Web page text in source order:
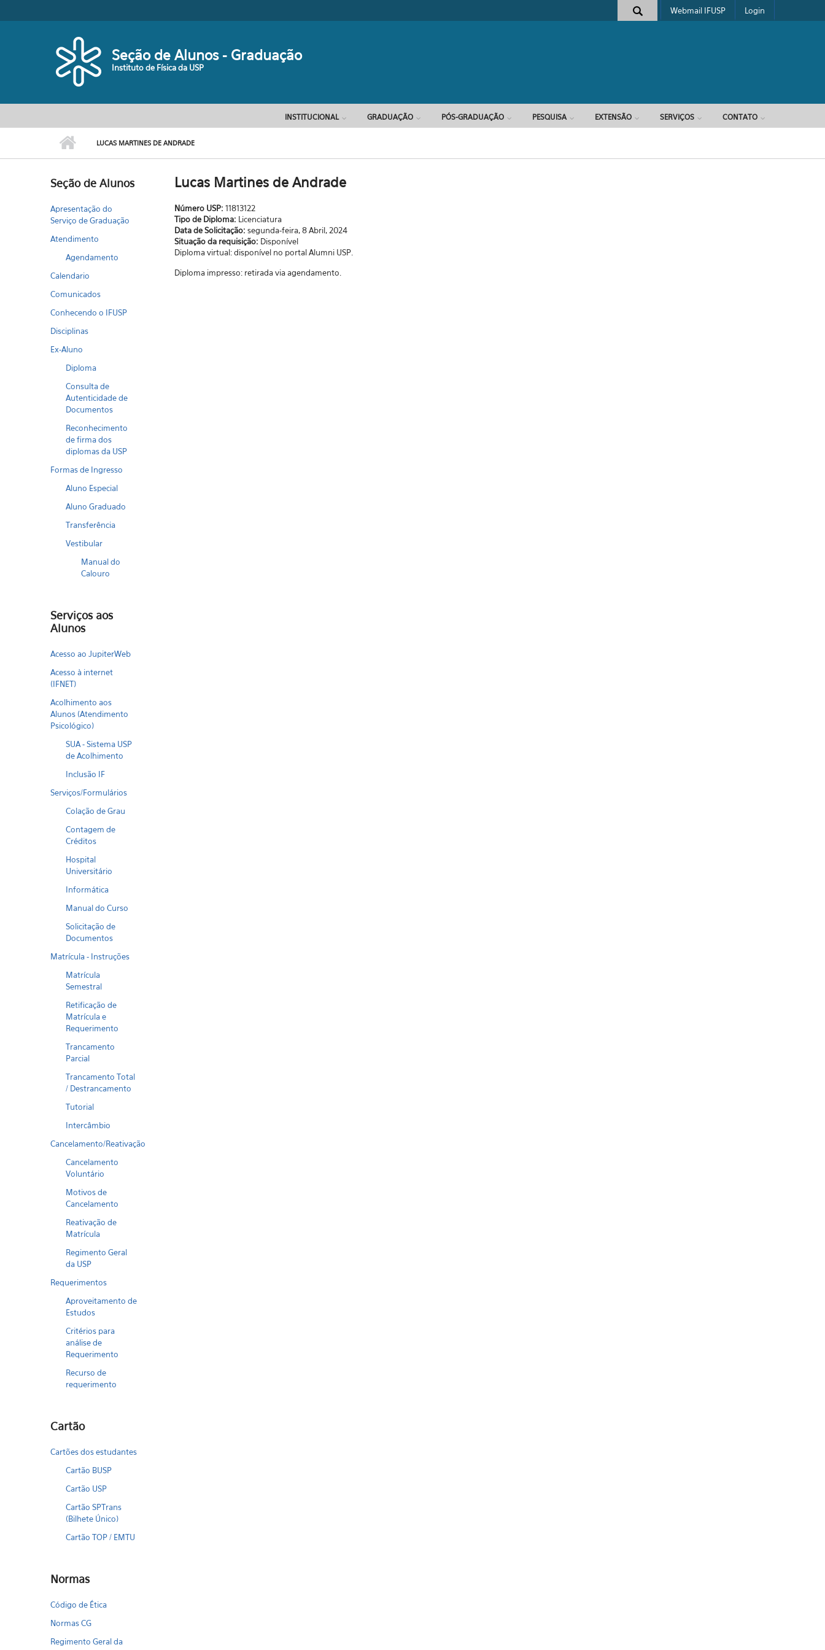
Formulário de busca
Webmail IFUSP Login
Seção de Alunos - Graduação
Instituto de Física da USP
INSTITUCIONAL GRADUAÇÃO PÓS-GRADUAÇÃO PESQUISA EXTENSÃO SERVIÇOS CONTATO
LUCAS MARTINES DE ANDRADE
Seção de Alunos
Apresentação do
Serviço de Graduação
Atendimento
Agendamento
Calendario
Comunicados
Conhecendo o IFUSP
Disciplinas
Ex-Aluno
Diploma
Consulta de
Autenticidade de
Documentos
Reconhecimento
de firma dos
diplomas da USP
Formas de Ingresso
Aluno Especial
Aluno Graduado
Transferência
Vestibular
Manual do
Calouro
Serviços aos
Alunos
Acesso ao JupiterWeb
Acesso à internet
(IFNET)
Acolhimento aos
Alunos (Atendimento
Psicológico)
SUA - Sistema USP
de Acolhimento
Inclusão IF
Serviços/Formulários
Colação de Grau
Contagem de
Créditos
Hospital
Universitário
Informática
Manual do Curso
Solicitação de
Documentos
Matrícula - Instruções
Matrícula
Semestral
Retificação de
Matrícula e
Requerimento
Trancamento
Parcial
Trancamento Total
/ Destrancamento
Tutorial
Intercâmbio
Cancelamento/Reativação
Cancelamento
Voluntário
Motivos de
Cancelamento
Reativação de
Matrícula
Regimento Geral
da USP
Requerimentos
Aproveitamento de
Estudos
Critérios para
análise de
Requerimento
Recurso de
requerimento
Cartão
Cartões dos estudantes
Cartão BUSP
Cartão USP
Cartão SPTrans
(Bilhete Único)
Cartão TOP / EMTU
Normas
Código de Ética
Normas CG
Regimento Geral da
Lucas Martines de Andrade
Número USP: 11813122
Tipo de Diploma: Licenciatura
Data de Solicitação: segunda-feira, 8 Abril, 2024
Situação da requisição: Disponível
Diploma virtual: disponível no portal Alumni USP.
Diploma impresso: retirada via agendamento.